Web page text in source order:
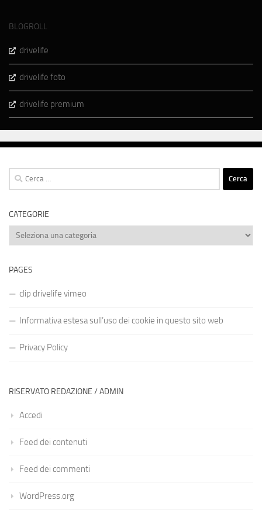
BLOGROLL
drivelife
drivelife foto
drivelife premium
Ricerca
per:
CATEGORIE
Categorie
PAGES
clip drivelife vimeo
Informativa estesa sull’uso dei cookie in questo sito web
Privacy Policy
RISERVATO REDAZIONE / ADMIN
Accedi
Feed dei contenuti
Feed dei commenti
WordPress.org